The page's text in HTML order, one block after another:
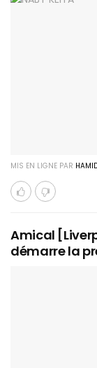
MIS EN LIGNE PAR
Amical
démarre la